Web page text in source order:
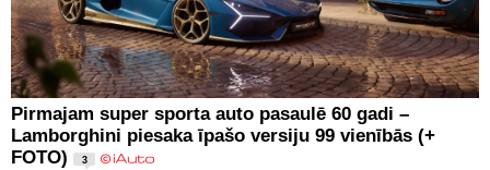
Pirmajam super sporta auto pasaulē 60 gadi –
Lamborghini piesaka īpašo versiju 99 vienībās (+
FOTO)
3